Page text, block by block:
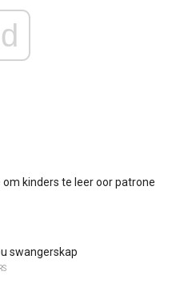
om kinders te leer oor patrone
swangerskap